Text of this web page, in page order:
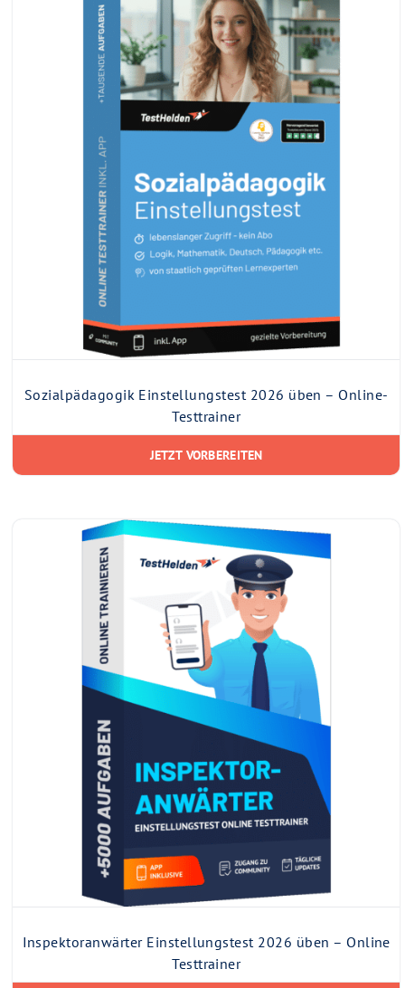
Sozialpädagogik Einstellungstest 2026 üben – Online-
Testtrainer
JETZT VORBEREITEN
Inspektoranwärter Einstellungstest 2026 üben – Online
Testtrainer